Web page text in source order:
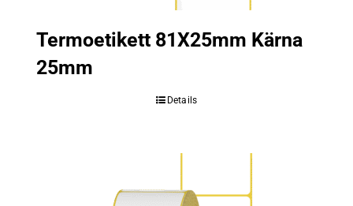
Termoetikett 81X25mm Kärna
25mm
Details